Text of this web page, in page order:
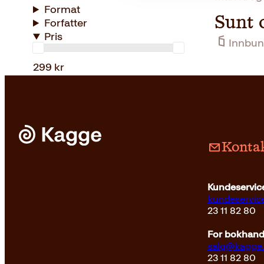
Format
Forfatter
Pris
299 kr
Sunt
23 11 82 80
For
23 11 82 80